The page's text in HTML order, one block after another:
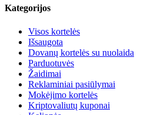
Kategorijos
Visos kortelės
Išsaugota
Dovanų kortelės su nuolaida
Parduotuvės
Žaidimai
Reklaminiai pasiūlymai
Mokėjimo kortelės
Kriptovaliutų kuponai